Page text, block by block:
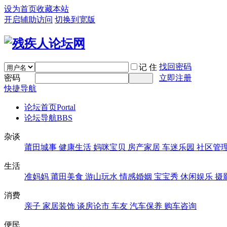
设为首页收藏本站
开启辅助访问 切换到宽版
记 住 找回密码
密码
立即注册
快捷导航
论坛首页Portal
论坛导航BBS
杂谈
莆田城事 健康生活 妈咪宝贝 房产家居 车迷乐园 社区管
生活
准妈妈 莆田美食 游山玩水 情感婚姻 宝宝秀 休闲娱乐 摄
消费
亲子 家居装饰 谈房论市 车友 汽车保养 购车咨询
便民